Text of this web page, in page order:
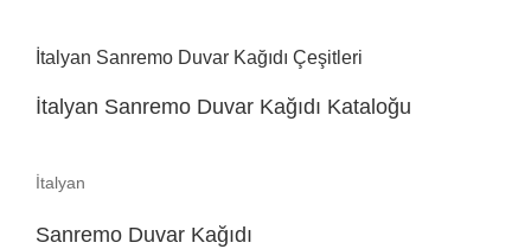
İtalyan Sanremo Duvar Kağıdı Çeşitleri
İtalyan Sanremo Duvar Kağıdı Kataloğu
İtalyan
Sanremo Duvar Kağıdı